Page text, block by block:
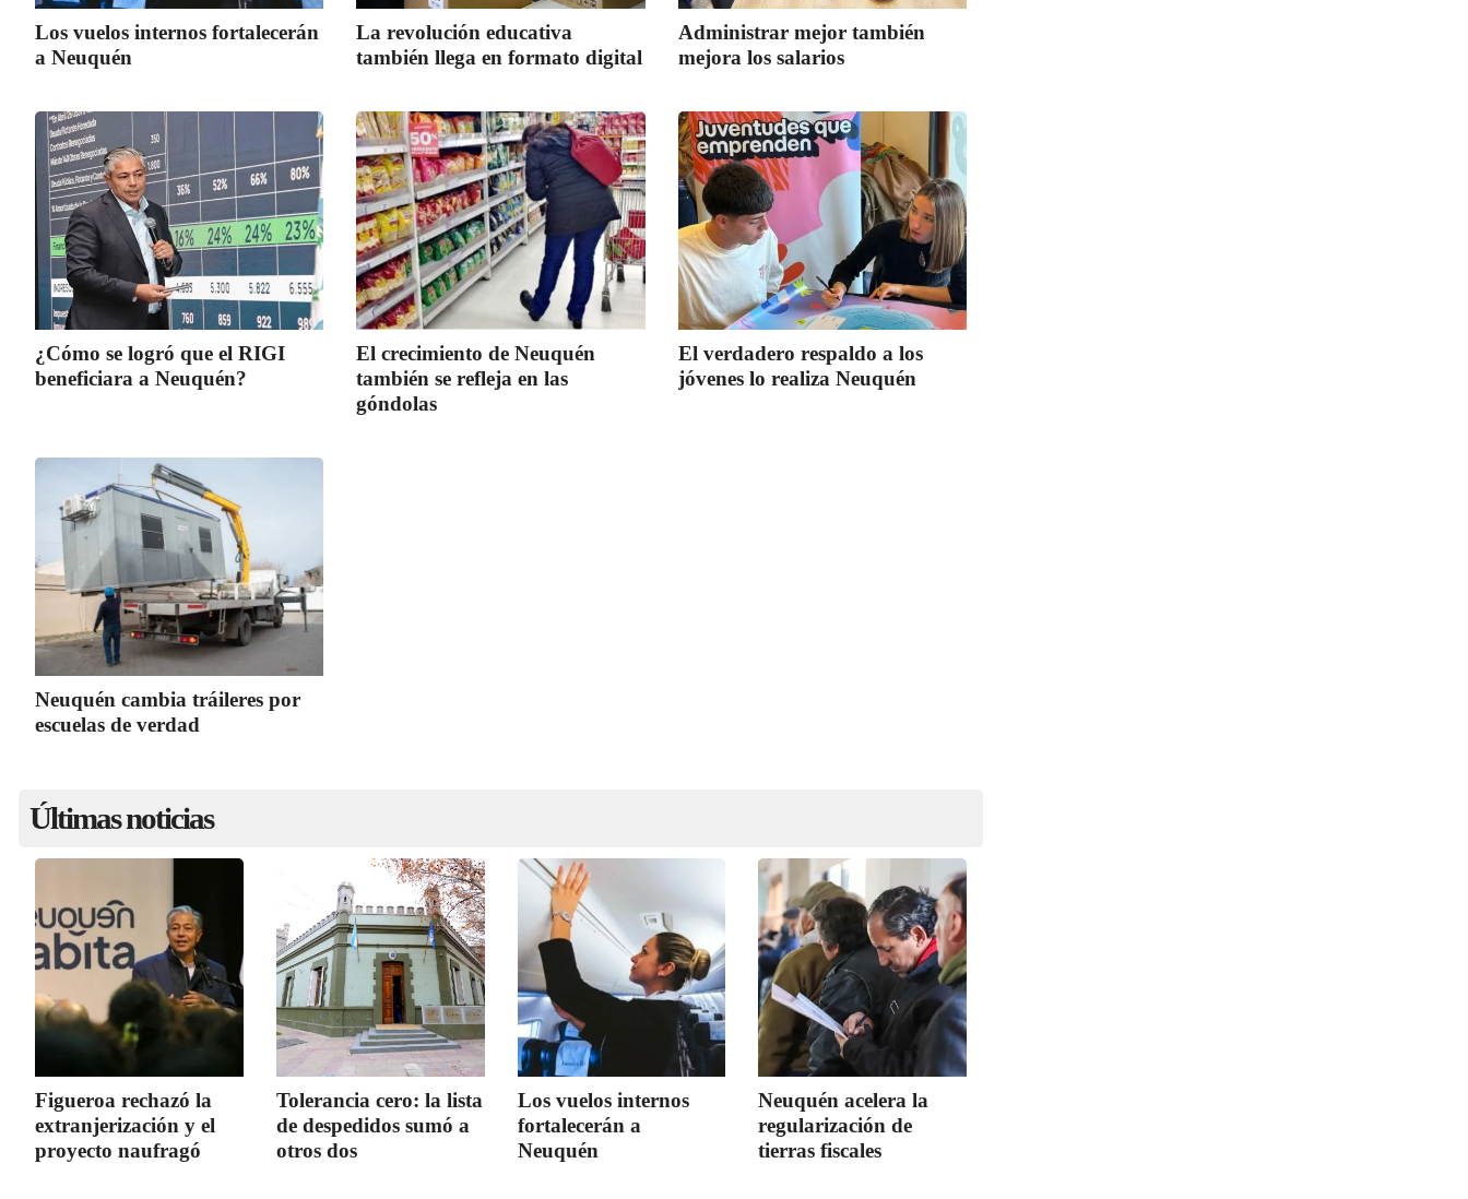
Los vuelos internos fortalecerán
a Neuquén
La revolución educativa
también llega en formato digital
Administrar mejor también
mejora los salarios
¿Cómo se logró que el RIGI
beneficiara a Neuquén?
El crecimiento de Neuquén
también se refleja en las
góndolas
El verdadero respaldo a los
jóvenes lo realiza Neuquén
Neuquén cambia tráileres por
escuelas de verdad
Últimas noticias
Figueroa rechazó la
extranjerización y el
proyecto naufragó
Tolerancia cero: la lista
de despedidos sumó a
otros dos
Los vuelos internos
fortalecerán a
Neuquén
Neuquén acelera la
regularización de
tierras fiscales